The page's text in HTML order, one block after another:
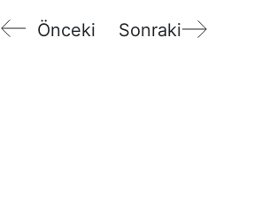
Önceki Sonraki